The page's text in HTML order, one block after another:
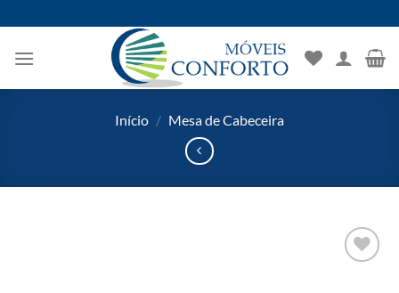
to
content
Início / Mesa de Cabeceira